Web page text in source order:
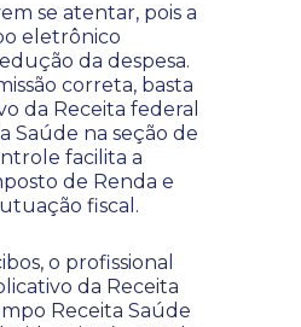
se atentar, pois a
eletrônico
da despesa.
correta, basta
da Receita federal
Saúde na seção de
facilita a
de Renda e
fiscal.
o profissional
da Receita
Receita Saúde